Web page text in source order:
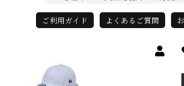
ご利用ガイド よくあるご質問